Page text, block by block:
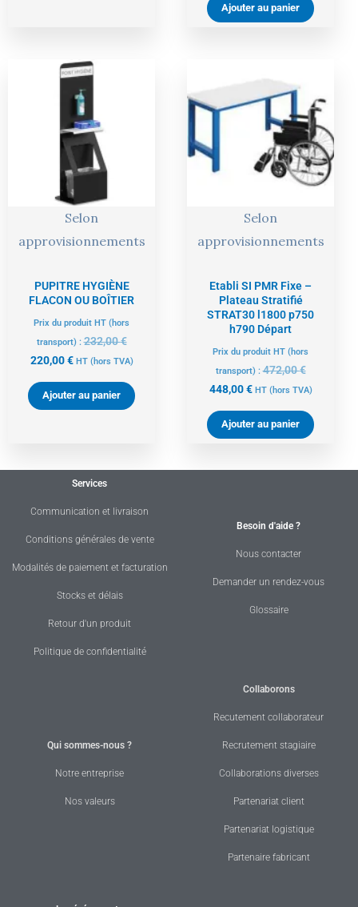
Ajouter au panier
Selon
approvisionnements
PUPITRE HYGIÈNE
FLACON OU BOÎTIER
Prix du produit HT (hors
transport) :232,00€
220,00€
Le
actuel
est :
220,00 €.
HT (hors TVA)
Ajouter au panier
Selon
approvisionnements
Etabli SI PMR Fixe –
Plateau Stratifié
STRAT30 l1800 p750
h790 Départ
Prix du produit HT (hors
transport) :472,00€
initial
était :
472,00 €.
448,00€
actuel
est :
448,00 €.
HT (hors TVA)
Ajouter au panier
Services
Communication et livraison
Conditions générales de vente
Modalités de paiement et facturation
Stocks et délais
Retour d'un produit
Politique de confidentialité
Besoin d'aide ?
Nous contacter
Demander un rendez-vous
Glossaire
Qui sommes-nous ?
Notre entreprise
Nos valeurs
Collaborons
Recutement collaborateur
Recrutement stagiaire
Collaborations diverses
Partenariat client
Partenariat logistique
Partenaire fabricant